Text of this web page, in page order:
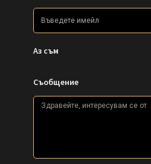
Аз съм
Съобщение